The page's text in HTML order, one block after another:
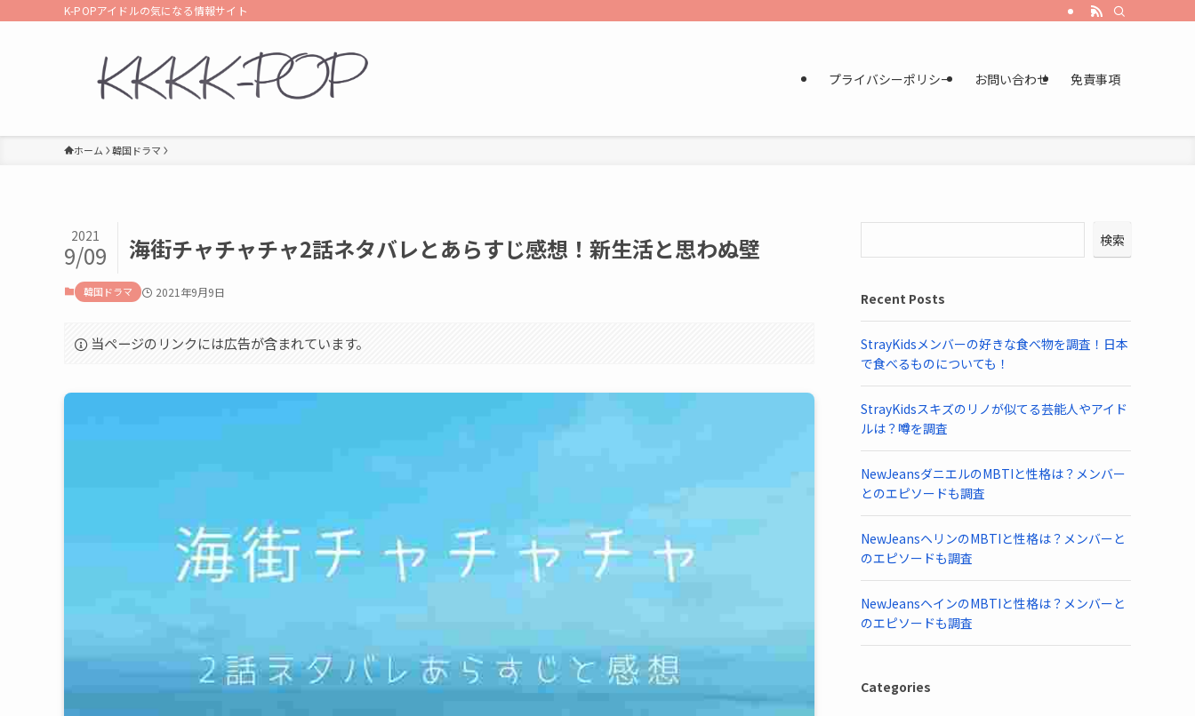
K-POPアイドルの気になる情報サイト
プライバシーポリシー お問い合わせ 免責事項
ホーム 韓国ドラマ
海街チャチャチャ2話ネタバレとあらすじ感想！新生活と思わぬ壁
2021
9/09
韓国ドラマ 2021年9月9日
当ページのリンクには広告が含まれています。
検索
Recent Posts
StrayKidsメンバーの好きな食べ物を調査！日本
で食べるものについても！
StrayKidsスキズのリノが似てる芸能人やアイド
ルは？噂を調査
NewJeansダニエルのMBTIと性格は？メンバー
とのエピソードも調査
NewJeansヘリンのMBTIと性格は？メンバーと
のエピソードも調査
NewJeansヘインのMBTIと性格は？メンバーと
のエピソードも調査
Categories